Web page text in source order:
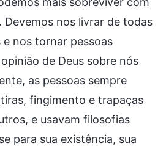
Devemos nos livrar de todas
e nos tornar pessoas
de Deus sobre nós
as pessoas sempre
fingimento e trapaças
e usavam filosofias
para sua existência, sua